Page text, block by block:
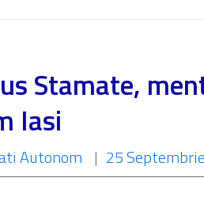
Stamate,
Iasi
Autonom | 25